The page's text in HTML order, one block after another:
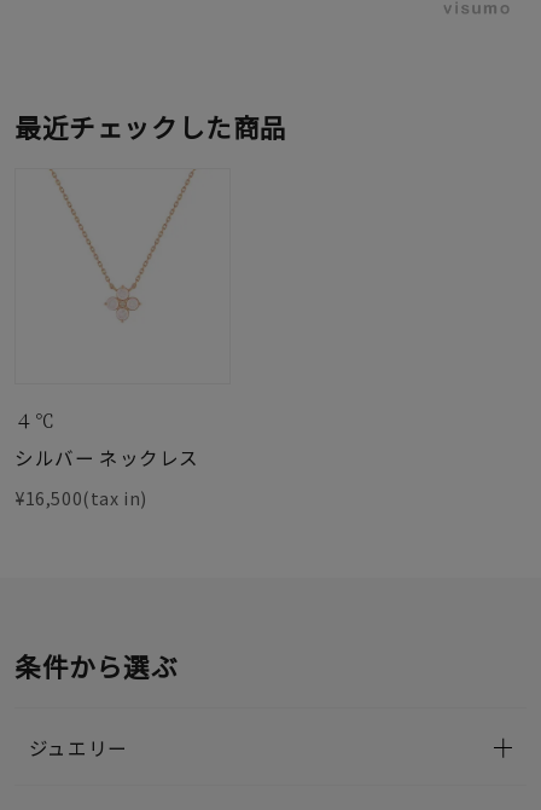
最近チェックした商品
４℃
シルバー ネックレス
¥16,500(tax in)
条件から選ぶ
ジュエリー